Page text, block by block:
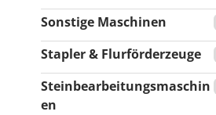
Sonstige Maschinen
Stapler & Flurförderzeuge
Steinbearbeitungsmaschin
en